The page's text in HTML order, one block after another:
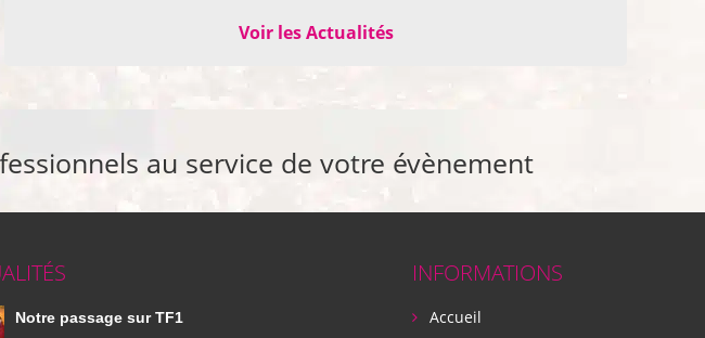
Voir les Actualités
au service de votre évènement
Notre passage sur TF1
INFORMATIONS
Accueil